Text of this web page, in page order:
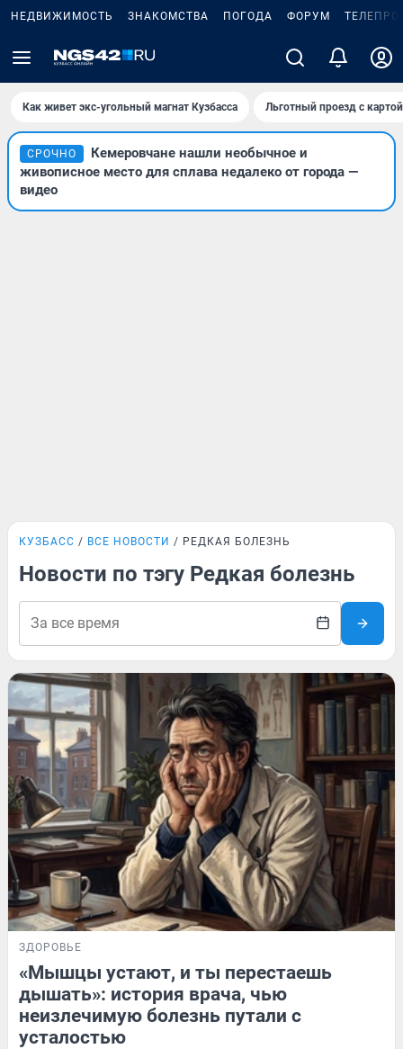
НЕДВИЖИМОСТЬ ЗНАКОМСТВА ПОГОДА ФОРУМ
Как живет экс-угольный магнат Кузбасса Льготный проезд с
СРОЧНО
Кемеровчане нашли необычное и
живописное место для сплава недалеко от города —
видео
КУЗБАСС ВСЕ НОВОСТИ РЕДКАЯ БОЛЕЗНЬ
Новости по тэгу Редкая болезнь
ЗДОРОВЬЕ
«Мышцы устают, и ты перестаешь
дышать»: история врача, чью
неизлечимую болезнь путали с
усталостью